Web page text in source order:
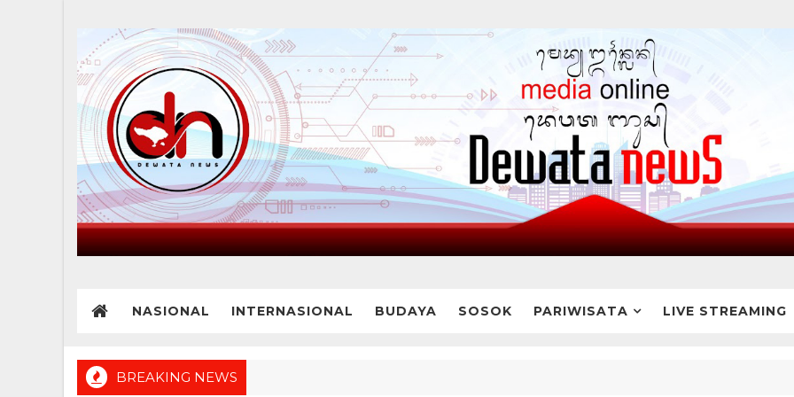
NASIONAL INTERNASIONAL BUDAYA SOSOK PARIWISATA LIVE STREAMING
BREAKING NEWS